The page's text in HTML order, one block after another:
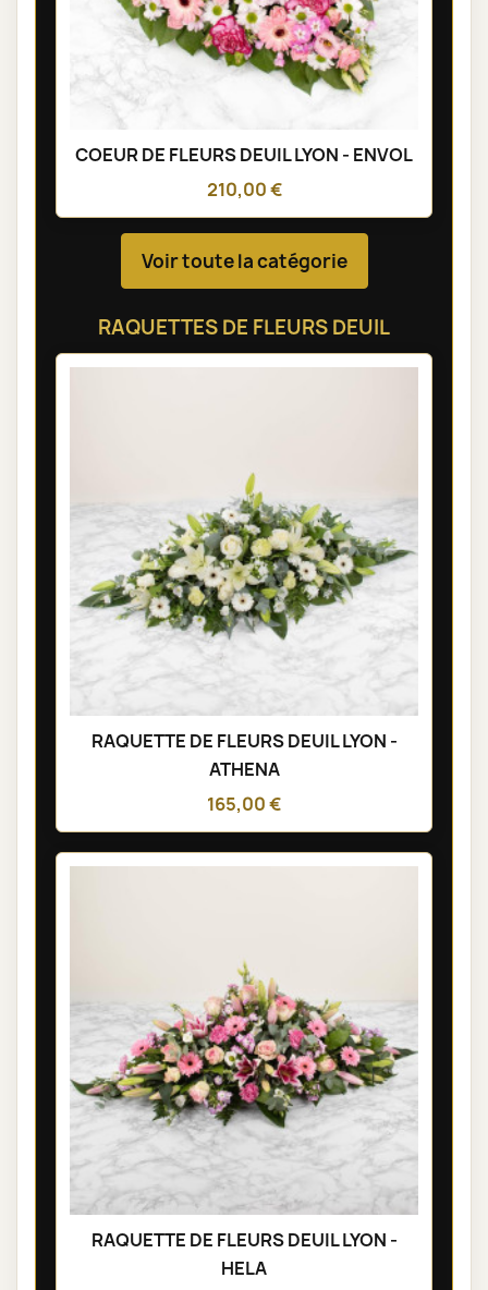
COEUR DE FLEURS DEUIL LYON - ENVOL
210,00 €
Voir toute la catégorie
RAQUETTES DE FLEURS DEUIL
RAQUETTE DE FLEURS DEUIL LYON -
ATHENA
165,00 €
RAQUETTE DE FLEURS DEUIL LYON -
HELA